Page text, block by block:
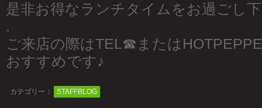
是非お得なランチタイムをお過ごし
.
ご来店の際はTEL☎︎または
おすすめです♪
カテゴリー： STAFFBLOG